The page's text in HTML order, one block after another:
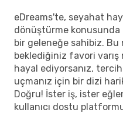
eDreams'te, seyahat
dönüştürme
bir geleneğe sahibiz. Bu
beklediğiniz favori
hayal ediyorsanız,
uçmanız için bir dizi
Doğru! İster iş, ister
kullanıcı dostu